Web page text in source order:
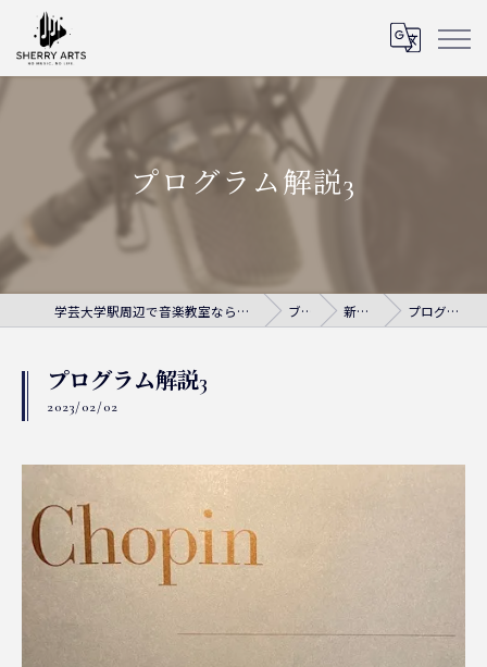
プログラム解説3
学芸大学駅周辺で音楽教室ならシェリー・アーツ音楽教室 ブログ 新着情報 プログラム解説3
プログラム解説3
2023/02/02